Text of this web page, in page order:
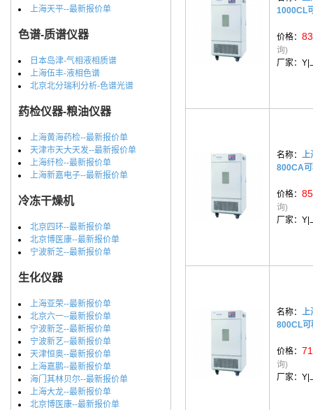
上海天平--最新报价单
色谱-质谱仪器
日本岛津-气相液相质谱
上海伍丰-液相色谱
北京北分瑞利分析-色谱光谱
药检仪器-粮油仪器
上海黄海药检--最新报价单
天津市天大天发--最新报价单
上海纤检--最新报价单
上海新嘉电子--最新报价单
冷冻干燥机
北京四环--最新报价单
北京博医康--最新报价单
宁波新芝--最新报价单
生化仪器
上海亚荣--最新报价单
北京六一--最新报价单
宁波新芝--最新报价单
宁波新艺--最新报价单
天津恒奥--最新报价单
上海嘉鹏--最新报价单
海门其林贝尔--最新报价单
上海大龙--最新报价单
北京博医康--最新报价单
1000CL
价格：
询)
厂家： Y|
名称： 上
800CA
价格：
询)
厂家： Y|
名称： 上
800CL可
价格：
询)
厂家： Y|